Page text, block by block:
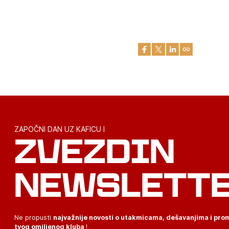
ZAPOČNI DAN UZ KAFICU I
ZVEZDIN
Ne propusti najvažnije novosti o utakmicama, dešavanjima i
tvog omiljenog kluba !